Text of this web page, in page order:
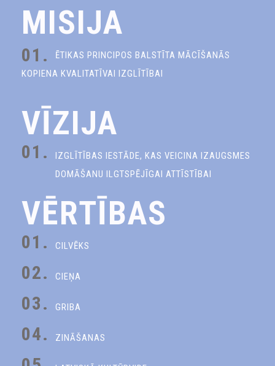
MISIJA
01.
ĒTIKAS PRINCIPOS BALSTĪTA MĀCĪŠANĀS
KOPIENA KVALITATĪVAI IZGLĪTĪBAI
VĪZIJA
01.
IZGLĪTĪBAS IESTĀDE, KAS VEICINA IZAUGSMES
DOMĀŠANU ILGTSPĒJĪGAI ATTĪSTĪBAI
VĒRTĪBAS
01. CILVĒKS
02. CIEŅA
03. GRIBA
04. ZINĀŠANAS